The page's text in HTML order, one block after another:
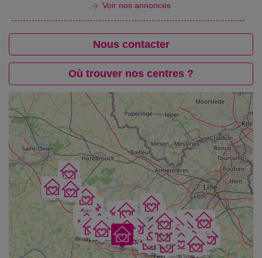
Voir nos annonces
Nous contacter
Où trouver nos centres ?